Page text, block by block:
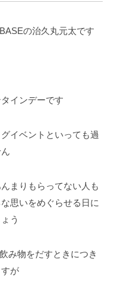
の治久丸元太です
インデーです
イベントといっても過
まりもらってない人も
思いをめぐらせる日に
う
み物をだすときにつき
が